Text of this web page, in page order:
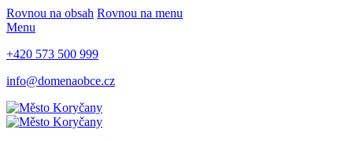
Rovnou na obsah Rovnou na menu
Menu
+420 573 500 999
info@domenaobce.cz